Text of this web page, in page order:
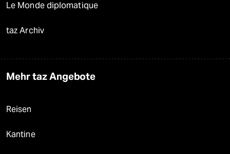
Le Monde diplomatique
taz Archiv
Mehr taz Angebote
Reisen
Kantine